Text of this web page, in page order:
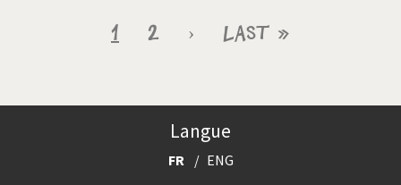
Page
1 Page
2
Page
›
Dernière
Last »
Langue
FR ENG